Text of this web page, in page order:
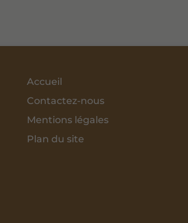
Accueil
Contactez-nous
Mentions légales
Plan du site